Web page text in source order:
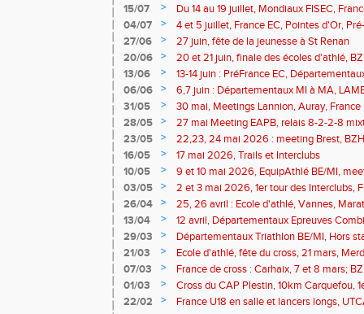
15/07
>
Du 14 au 19 juillet, Mondiaux FISEC,
04/07
>
4 et 5 juillet, France EC, Pointes d'Or,
Meetings Fougères, Quimper, St Renan
27/06 >
27 juin, fête de la jeunesse à St Renan
20/06
>
20 et 21 juin, finale des écoles d'athlé,
13/06
>
13-14 juin : PréFrance EC,
meeting Pacé, meeting Landerneau
06/06 >
6,7 juin : Départementaux MI à MA,
31/05
>
30 mai, Meetings Lannion, Auray,
route, Trails
28/05 >
27 mai Meeting EAPB, relais 8-2-2-8
23/05
>
22,23, 24 mai 2026 : meeting Brest,
16/05
>
17 mai 2026, Trails et Interclubs
10/05
>
9 et 10 mai 2026, EquipAthlé BE/MI,
marathon de la Loire
03/05 >
2 et 3 mai 2026, 1er tour des Interclubs,
traversée de la Baie
26/04 >
25, 26 avril : Ecole d'athlé, Vannes,
Isle
13/04 >
12 avril, Départementaux Epreuves
marathon de Paris
29/03 >
Départementaux Triathlon BE/MI, Hors
21/03
>
Ecole d'athlé, fête du cross, 21 mars,
07/03
>
France de cross : Carhaix, 7 et 8 mars;
Brieuc, 7 mars
01/03 >
Cross du CAP Plestin, 10km Carquefou,
22/02
> France U18 en salle et lancers longs,